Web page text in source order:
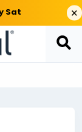
Sat ×